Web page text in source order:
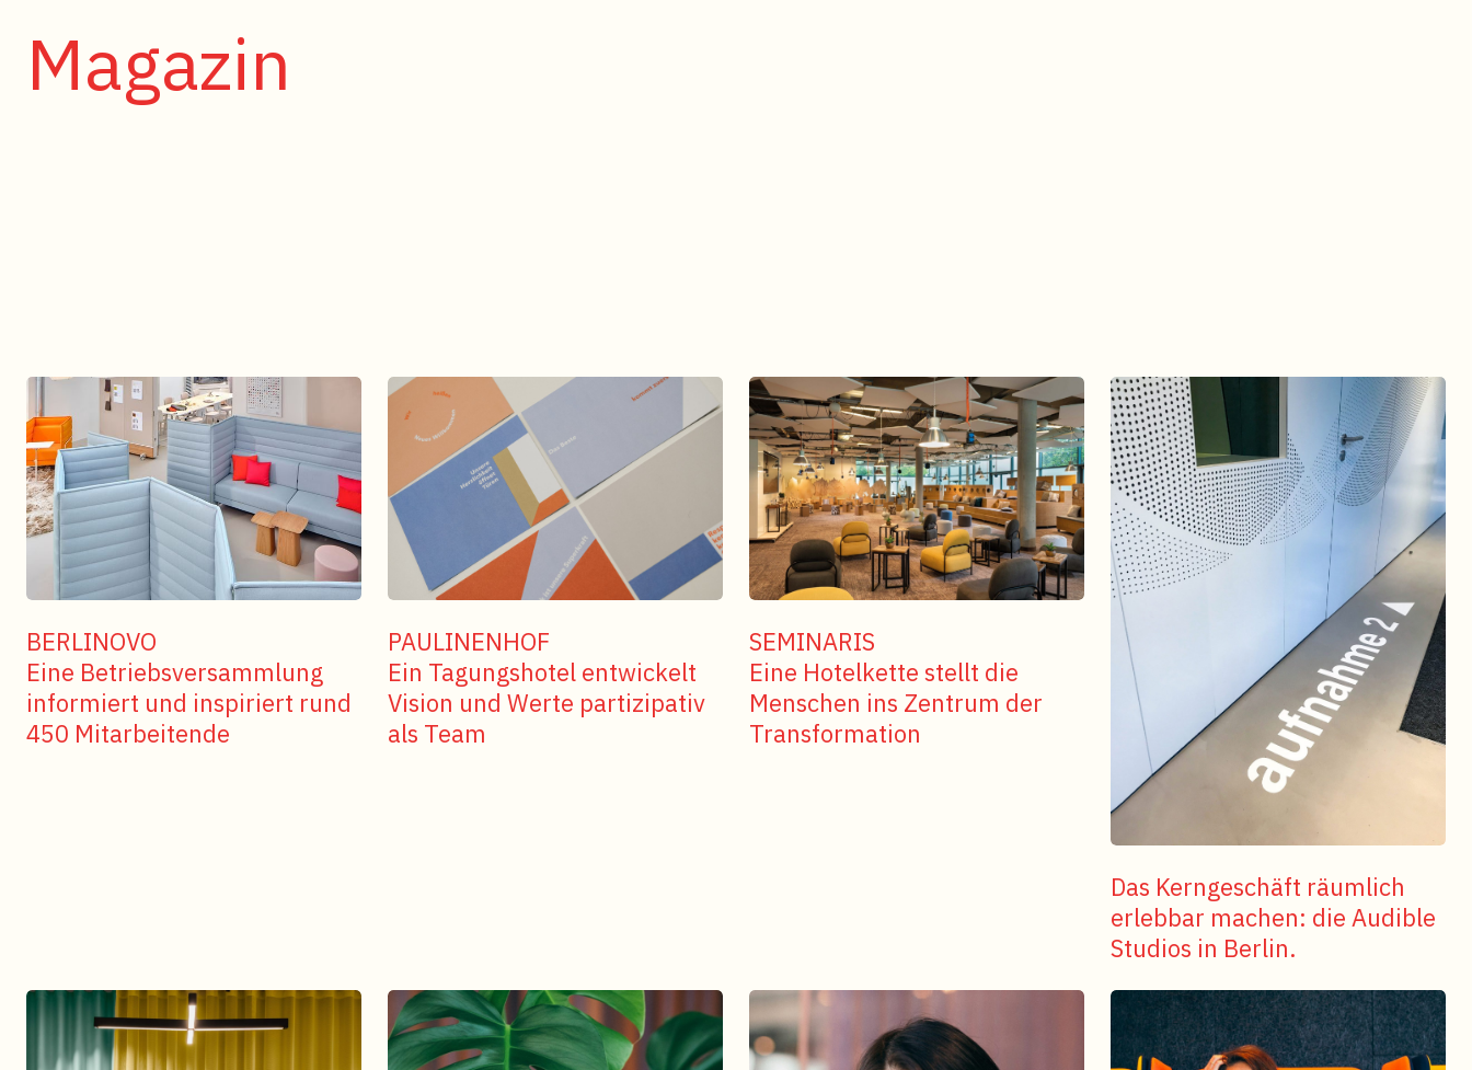
Magazin
BERLINOVO
Eine Betriebsversammlung
informiert und inspiriert rund
450 Mitarbeitende
PAULINENHOF
Ein Tagungshotel entwickelt
Vision und Werte partizipativ
als Team
SEMINARIS
Eine Hotelkette stellt die
Menschen ins Zentrum der
Transformation
Das Kerngeschäft räumlich
erlebbar machen: die Audible
Studios in Berlin.